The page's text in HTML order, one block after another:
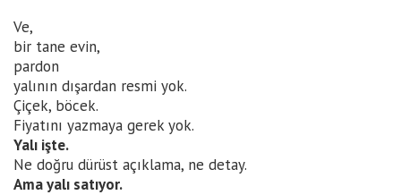
Ve,
bir tane evin,
pardon
yalının dışardan resmi yok.
Çiçek, böcek.
Fiyatını yazmaya gerek yok.
Yalı işte.
Ne doğru dürüst açıklama, ne detay.
Ama yalı satıyor.